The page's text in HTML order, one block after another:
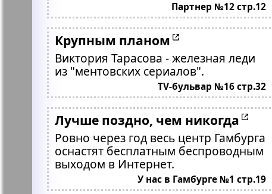
Партнер №12 стр.12
Крупным планом
Виктория Тарасова - железная леди
из "ментовских сериалов".
TV-бульвар №16 стр.32
Лучше поздно, чем никогда
Ровно через год весь центр Гамбурга
оснастят бесплатным беспроводным
выходом в Интернет.
У нас в Гамбурге №1 стр.19